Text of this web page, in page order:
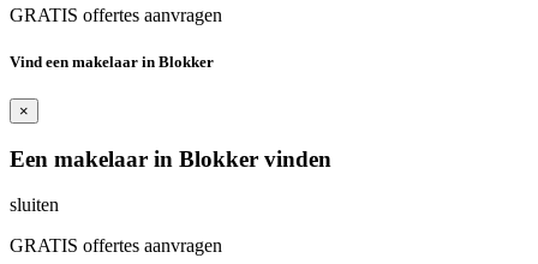
GRATIS offertes aanvragen
Vind een makelaar in Blokker
×
Een makelaar in Blokker vinden
sluiten
GRATIS offertes aanvragen